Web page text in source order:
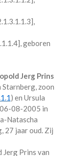
],
], geboren
Jerg Prins
Starnberg, zoon
) en Ursula
08-2005 in
Natascha
, 27 jaar oud. Zij
Jerg Prins van